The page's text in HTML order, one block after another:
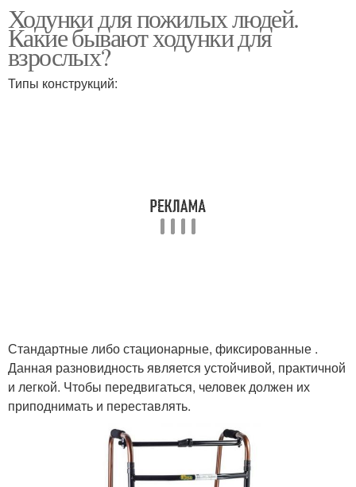
Ходунки для пожилых людей.
Какие бывают ходунки для
взрослых?
Типы конструкций:
Стандартные либо стационарные, фиксированные .
Данная разновидность является устойчивой, практичной
и легкой. Чтобы передвигаться, человек должен их
приподнимать и переставлять.